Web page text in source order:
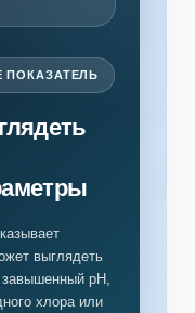
выглядеть
pH,
хлора или